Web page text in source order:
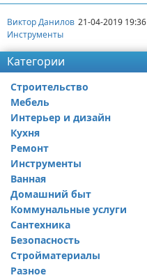
Виктор Данилов 21-04-2019 19:36
Инструменты
Категории
Строительство
Мебель
Интерьер и дизайн
Дизайн дачи
Дизайн квартиры
Кухня
Посуда
Ремонт
Ремонт дачи
Ремонт квартиры
Инструменты
Ванная
Домашний быт
Коммунальные услуги
Сантехника
Безопасность
Стройматериалы
Разное